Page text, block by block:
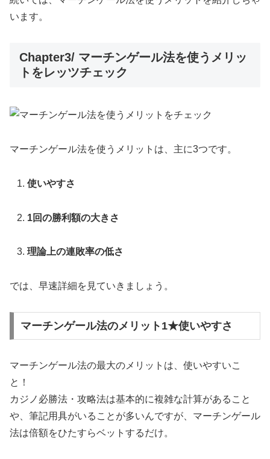
います。
Chapter3/ マーチンゲール法を使うメリッ
トをレッツチェック
マーチンゲール法を使うメリットは、主に3つです。
使いやすさ
1回の勝利額の大きさ
理論上の連敗率の低さ
では、早速詳細を見ていきましょう。
マーチンゲール法のメリット1★使いやすさ
マーチンゲール法の最大のメリットは、使いやすいこ
と！
カジノ必勝法・攻略法は基本的に複雑な計算があること
や、筆記用具がいることが多いんですが、マーチンゲール
法は倍額をひたすらベットするだけ。